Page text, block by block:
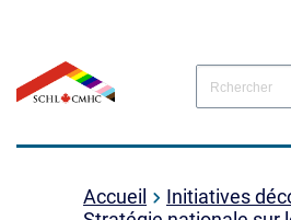
Accueil
Initiatives